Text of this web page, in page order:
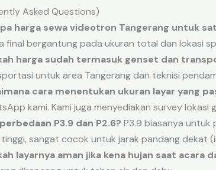
Asked Questions)
harga sewa videotron Tangerang untuk
final bergantung pada ukuran total dan lokasi
harga sudah termasuk genset dan
untuk area Tangerang dan teknisi
cara menentukan ukuran layar yang
kami. Kami juga menyediakan survey lokasi
P3.9 dan P2.6? P3.9 biasanya untuk
sangat cocok untuk jarak pandang dekat
layarnya aman jika kena hujan saat acara